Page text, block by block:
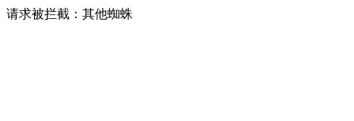
请求被拦截：其他蜘蛛